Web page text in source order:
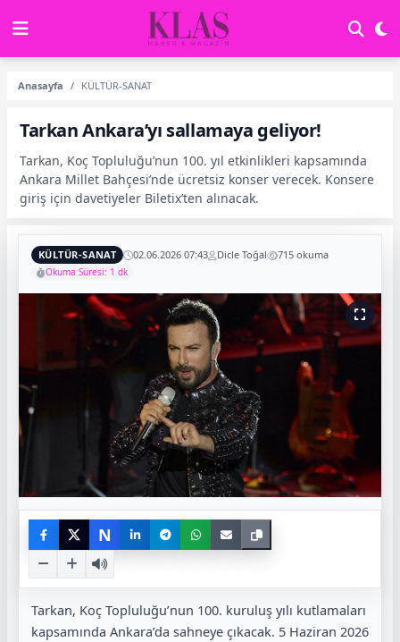
Anasayfa KÜLTÜR-SANAT
Tarkan Ankara’yı sallamaya geliyor!
Tarkan, Koç Topluluğu’nun 100. yıl etkinlikleri kapsamında
Ankara Millet Bahçesi’nde ücretsiz konser verecek. Konsere
giriş için davetiyeler Biletix’ten alınacak.
KÜLTÜR-SANAT 02.06.2026 07:43 Dicle Toğal 715 okuma
Okuma Süresi: 1 dk
N
Tarkan, Koç Topluluğu’nun 100. kuruluş yılı kutlamaları
kapsamında Ankara’da sahneye çıkacak. 5 Haziran 2026